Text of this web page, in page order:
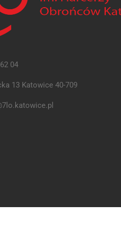
04
13 Katowice 40-709